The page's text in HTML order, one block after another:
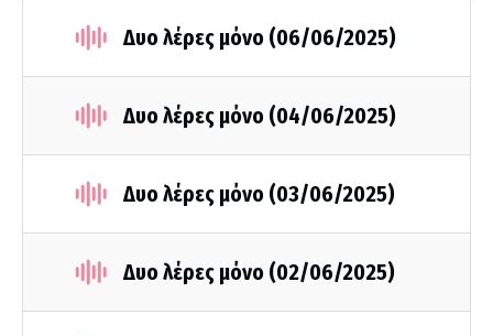
Δυο λέρες μόνο (06/06/2025)
Δυο λέρες μόνο (04/06/2025)
Δυο λέρες μόνο (03/06/2025)
Δυο λέρες μόνο (02/06/2025)